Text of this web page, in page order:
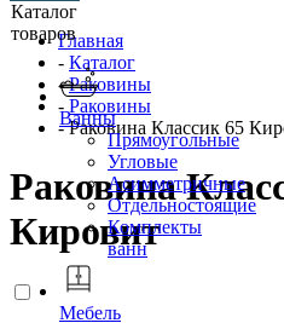
Каталог
товаров
Ванны
Прямоугольные
Угловые
Асимметричные
Отдельностоящие
Комплекты
ванн
Мебель
Главная
- Каталог
-Раковины
- Раковины
- Раковина Классик 65
Раковина
Кировит